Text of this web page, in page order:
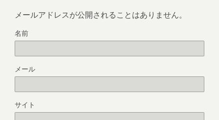
メールアドレスが公開されることはありません。
名前
メール
サイト